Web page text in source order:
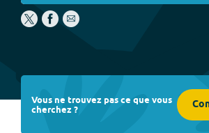
Vous ne trouvez pas ce que vous
cherchez ?